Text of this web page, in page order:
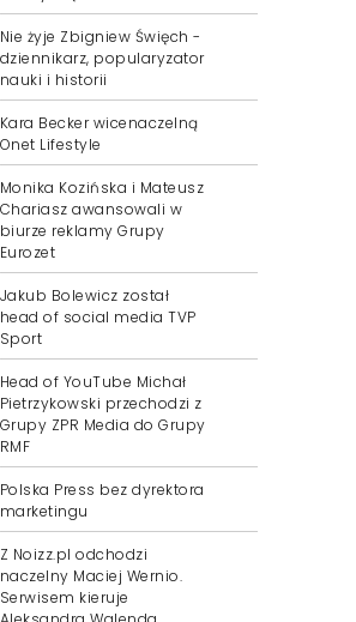
Nie żyje Zbigniew Święch -
dziennikarz, popularyzator
nauki i historii
Kara Becker wicenaczelną
Onet Lifestyle
Monika Kozińska i Mateusz
Chariasz awansowali w
biurze reklamy Grupy
Eurozet
Jakub Bolewicz został
head of social media TVP
Sport
Head of YouTube Michał
Pietrzykowski przechodzi z
Grupy ZPR Media do Grupy
RMF
Polska Press bez dyrektora
marketingu
Z Noizz.pl odchodzi
naczelny Maciej Wernio.
Serwisem kieruje
Aleksandra Walenda